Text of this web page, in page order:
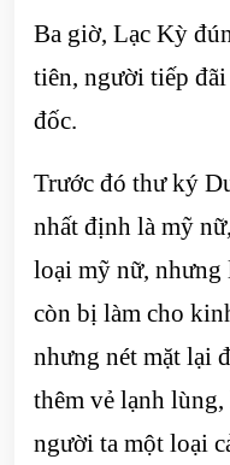
Ba giờ, Lạc Kỳ
tiên, người tiếp
đốc.
Trước đó thư ký
nhất định là mỹ
loại mỹ nữ,
còn bị làm cho
nhưng nét mặt lại
thêm vẻ lạnh
người ta một loại